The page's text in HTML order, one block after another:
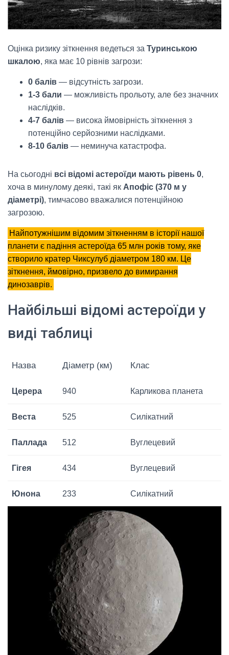
Оцінка ризику зіткнення ведеться за Туринською
шкалою, яка має 10 рівнів загрози:
0 балів — відсутність загрози.
1-3 бали — можливість прольоту, але без значних
наслідків.
4-7 балів — висока ймовірність зіткнення з
потенційно серйозними наслідками.
8-10 балів — неминуча катастрофа.
На сьогодні всі відомі астероїди мають рівень 0,
хоча в минулому деякі, такі як Апофіс (370 м у
діаметрі), тимчасово вважалися потенційною
загрозою.
Найпотужнішим відомим зіткненням в історії нашої
планети є падіння астероїда 65 млн років тому, яке
створило кратер Чиксулуб діаметром 180 км. Це
зіткнення, ймовірно, призвело до вимирання
динозаврів.
Найбільші відомі астероїди у
виді таблиці
Назва Діаметр (км) Клас
Церера 940 Карликова планета
Веста 525 Силікатний
Паллада 512 Вуглецевий
Гігея 434 Вуглецевий
Юнона 233 Силікатний